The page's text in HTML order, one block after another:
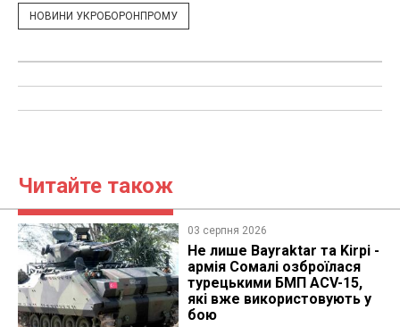
НОВИНИ УКРОБОРОНПРОМУ
Читайте також
03 серпня 2026
Не лише Bayraktar та Kirpi -
армія Сомалі озброїлася
турецькими БМП ACV-15,
які вже використовують у
бою